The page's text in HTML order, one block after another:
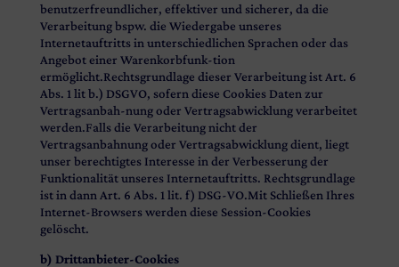
benutzerfreundlicher, effektiver und sicherer, da die
Verarbeitung bspw. die Wiedergabe unseres
Internetauftritts in unterschiedlichen Sprachen oder das
Angebot einer Warenkorbfunk-tion
ermöglicht.Rechtsgrundlage dieser Verarbeitung ist Art. 6
Abs. 1 lit b.) DSGVO, sofern diese Cookies Daten zur
Vertragsanbah-nung oder Vertragsabwicklung verarbeitet
werden.Falls die Verarbeitung nicht der
Vertragsanbahnung oder Vertragsabwicklung dient, liegt
unser berechtigtes Interesse in der Verbesserung der
Funktionalität unseres Internetauftritts. Rechtsgrundlage
ist in dann Art. 6 Abs. 1 lit. f) DSG-VO.Mit Schließen Ihres
Internet-Browsers werden diese Session-Cookies
gelöscht.
b) Drittanbieter-Cookies